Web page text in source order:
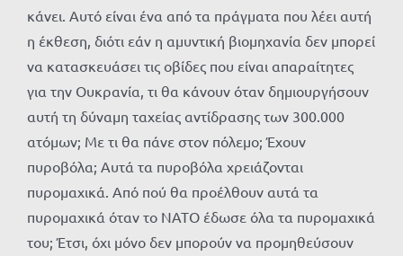
κάνει. Αυτό είναι ένα από τα πράγματα που λέει αυτή
η έκθεση, διότι εάν η αμυντική βιομηχανία δεν μπορεί
να κατασκευάσει τις οβίδες που είναι απαραίτητες
για την Ουκρανία, τι θα κάνουν όταν δημιουργήσουν
αυτή τη δύναμη ταχείας αντίδρασης των 300.000
ατόμων; Με τι θα πάνε στον πόλεμο; Έχουν
πυροβόλα; Αυτά τα πυροβόλα χρειάζονται
πυρομαχικά. Από πού θα προέλθουν αυτά τα
πυρομαχικά όταν το ΝΑΤΟ έδωσε όλα τα πυρομαχικά
του; Έτσι, όχι μόνο δεν μπορούν να προμηθεύσουν